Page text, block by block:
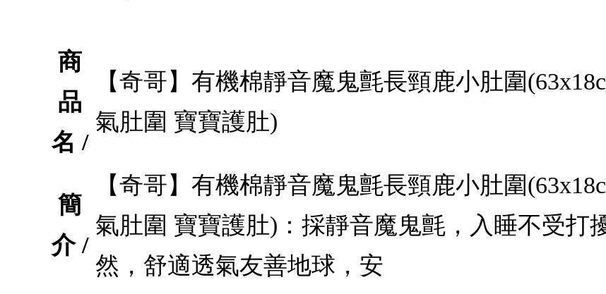
商
品
名 /
【奇哥】有機棉靜音魔鬼氈長頸鹿小肚圍
氣肚圍 寶寶護肚)
簡
介 /
【奇哥】有機棉靜音魔鬼氈長頸鹿小肚圍
氣肚圍 寶寶護肚)：採靜音魔鬼氈，入睡不受打
然，舒適透氣友善地球，安